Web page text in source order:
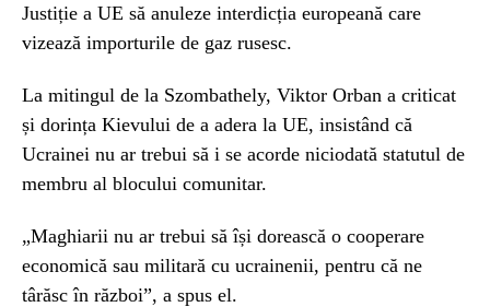
Justiție a UE să anuleze interdicția europeană care
vizează importurile de gaz rusesc.
La mitingul de la Szombathely, Viktor Orban a criticat
și dorința Kievului de a adera la UE, insistând că
Ucrainei nu ar trebui să i se acorde niciodată statutul de
membru al blocului comunitar.
„Maghiarii nu ar trebui să își dorească o cooperare
economică sau militară cu ucrainenii, pentru că ne
târăsc în război”, a spus el.